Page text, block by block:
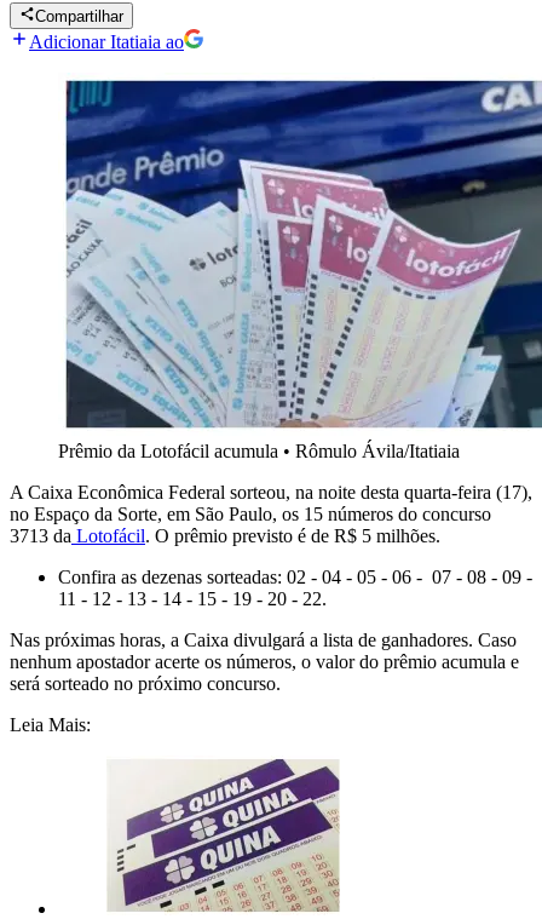
Compartilhar
Adicionar Itatiaia ao
Prêmio da Lotofácil acumula • Rômulo Ávila/Itatiaia
A Caixa Econômica Federal sorteou, na noite desta quarta-feira (17),
no Espaço da Sorte, em São Paulo, os 15 números do concurso
3713 da Lotofácil. O prêmio previsto é de R$ 5 milhões.
Confira as dezenas sorteadas: 02 - 04 - 05 - 06 - 07 - 08 - 09 -
11 - 12 - 13 - 14 - 15 - 19 - 20 - 22.
Nas próximas horas, a Caixa divulgará a lista de ganhadores. Caso
nenhum apostador acerte os números, o valor do prêmio acumula e
será sorteado no próximo concurso.
Leia Mais: